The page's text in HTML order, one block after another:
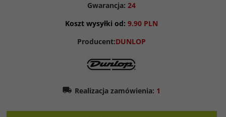
Gwarancja: 24
Koszt wysyłki od: 9.90 PLN
Producent:DUNLOP
Realizacja zamówienia: 1